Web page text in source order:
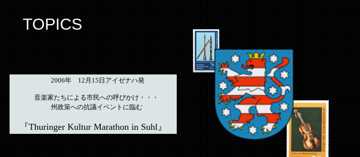
TOPICS
2006年 12月15日アイゼナハ発
音楽家たちによる市民への呼びかけ・・・
州政策への抗議イベントに臨む
『Thuringer Kultur Marathon in Suhl』